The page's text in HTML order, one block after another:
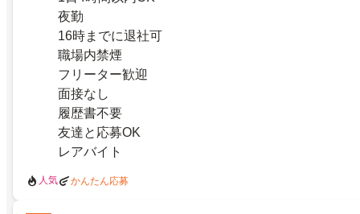
夜勤
16時までに退社可
職場内禁煙
フリーター歓迎
面接なし
履歴書不要
友達と応募OK
レアバイト
人気 かんたん応募